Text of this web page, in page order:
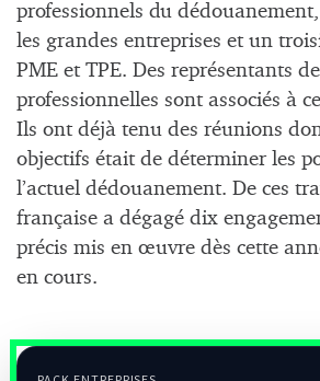
professionnels du
les grandes entreprises et un
PME et TPE. Des représentants
professionnelles sont associés à
Ils ont déjà tenu des réunions
objectifs était de déterminer les
l’actuel dédouanement. De ces
française a dégagé dix
précis mis en œuvre dès cette
en cours.